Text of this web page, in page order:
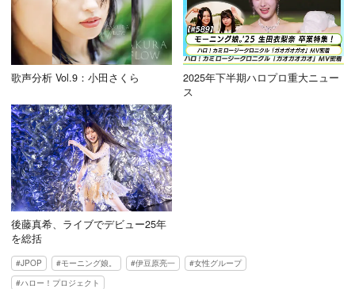
歌声分析 Vol.9：小田さくら
2025年下半期ハロプロ重大ニュー
ス
後藤真希、ライブでデビュー25年
を総括
JPOP モーニング娘。 伊豆原亮一
女性グループ
ハロー！プロジェクト